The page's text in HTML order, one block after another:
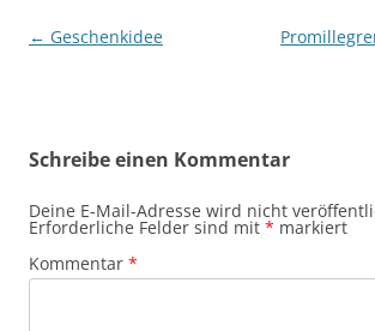
Beitragsnavigation
← Geschenkidee
Schreibe einen Kommentar
Deine E-Mail-Adresse wird nicht
Erforderliche Felder sind mit * markiert
Kommentar *